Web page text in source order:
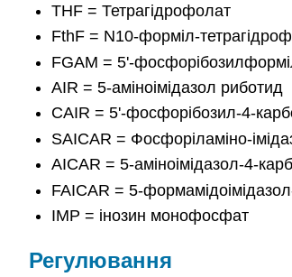
THF = Тетрагідрофолат
FthF = N10-форміл-
FGAM = 5'-
AIR = 5-аміноімідазол риботид
CAIR = 5'-фосфорібозил-4-
SAICAR = Фосфоріламіно-
AICAR = 5-аміноімідазол-4-
FAICAR = 5-
IMP = інозин монофосфат
Регулювання